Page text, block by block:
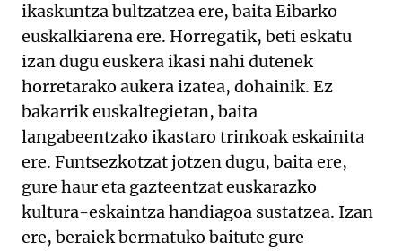
ikaskuntza bultzatzea ere, baita Eibarko
euskalkiarena ere. Horregatik, beti eskatu
izan dugu euskera ikasi nahi dutenek
horretarako aukera izatea, dohainik. Ez
bakarrik euskaltegietan, baita
langabeentzako ikastaro trinkoak eskainita
ere. Funtsezkotzat jotzen dugu, baita ere,
gure haur eta gazteentzat euskarazko
kultura-eskaintza handiagoa sustatzea. Izan
ere, beraiek bermatuko baitute gure